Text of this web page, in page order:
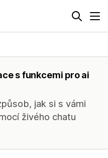
s funkcemi pro ai
jak si s vámi
živého chatu